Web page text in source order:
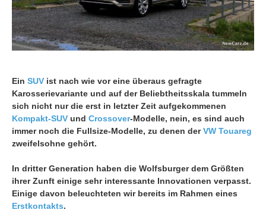
Ein SUV ist nach wie vor eine überaus gefragte
Karosserievariante und auf der Beliebtheitsskala tummeln
sich nicht nur die erst in letzter Zeit aufgekommenen
Kompakt-SUV und Crossover-Modelle, nein, es sind auch
immer noch die Fullsize-Modelle, zu denen derVW Touareg
zweifelsohne gehört.
In dritter Generation haben die Wolfsburger dem Größten
ihrer Zunft einige sehr interessante Innovationen verpasst.
Einige davon beleuchteten wir bereits im Rahmen eines
Erstkontakts.